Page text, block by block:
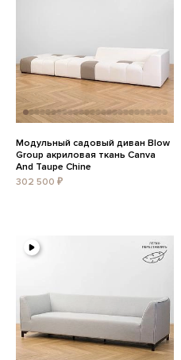
Модульный садовый диван Blow
Group акриловая ткань Canva
And Taupe Chine
302 500 ₽